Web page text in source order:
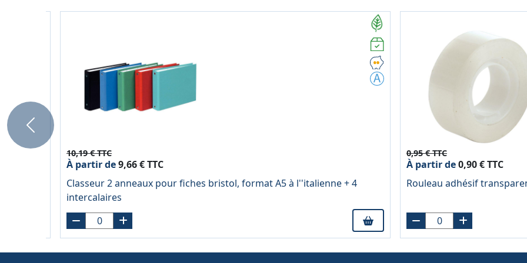
10,19 € TTC
À partir de9,66 € TTC
Classeur 2 anneaux pour fiches bristol, format A5 à l''italienne + 4
intercalaires
0,95 € TTC
À partir de0,90 € TTC
Rouleau adhésif
Previous